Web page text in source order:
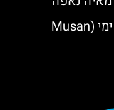
צלילה באיה נאפה אל המוזיאון התת ימי (Musan